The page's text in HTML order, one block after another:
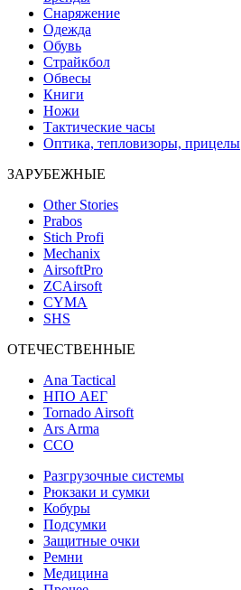
Снаряжение
Одежда
Обувь
Страйкбол
Обвесы
Книги
Ножи
Тактические часы
Оптика, тепловизоры, прицелы
ЗАРУБЕЖНЫЕ
Other Stories
Prabos
Stich Profi
Mechanix
AirsoftPro
ZCAirsoft
CYMA
SHS
ОТЕЧЕСТВЕННЫЕ
Ana Tactical
НПО АЕГ
Tornado Airsoft
Ars Arma
ССО
Разгрузочные системы
Рюкзаки и сумки
Кобуры
Подсумки
Защитные очки
Ремни
Медицина